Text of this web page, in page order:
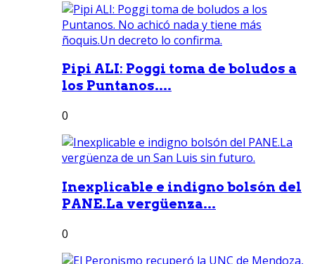
Pipi ALI: Poggi toma de boludos a
los Puntanos....
0
Inexplicable e indigno bolsón del
PANE.La vergüenza...
0